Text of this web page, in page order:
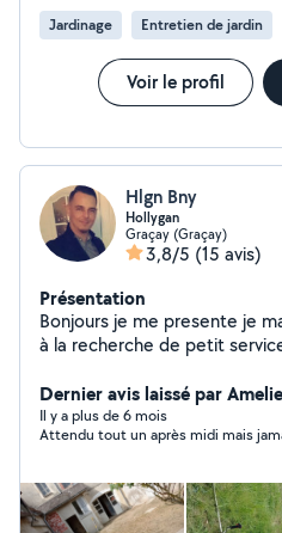
Jardinage Entretien de jardin
Voir le profil
Hlgn Bny
Hollygan
Graçay (Graçay)
3,8/5 (15 avis)
Présentation
Bonjours je me presente je
à la recherche de petit
Dernier avis laissé par
Il y a plus de 6 mois
Attendu tout un après midi mais